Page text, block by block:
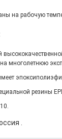
на рабочую
многолетнюю
резины
.